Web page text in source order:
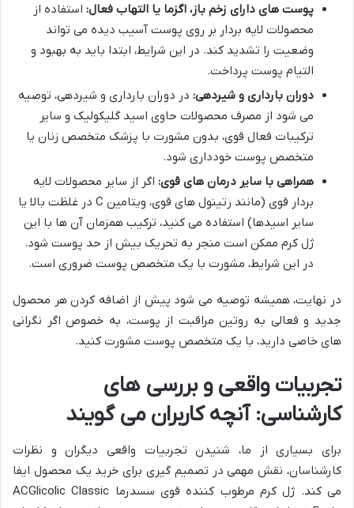
پوست های دارای زخم باز، اگزما یا التهاب فعال: استفاده از
محصولات لایه بردار بر روی پوست آسیب دیده می تواند
وضعیت را تشدید کند. در این شرایط، ابتدا باید به بهبود و
التیام پوست پرداخت.
دوران بارداری و شیردهی: در دوران بارداری و شیردهی، توصیه
می شود از مصرف محصولات حاوی اسید گلیکولیک و سایر
ترکیبات فعال قوی، بدون مشورت با پزشک متخصص زنان یا
متخصص پوست خودداری شود.
همراهی با سایر درمان های قوی: اگر از سایر محصولات لایه
بردار قوی (مانند رتینول های قوی، ویتامین C در غلظت بالا یا
سایر اسیدها) استفاده می کنید، ترکیب همزمان آن ها با این
ژل کرم ممکن است منجر به تحریک بیش از حد پوست شود.
در این شرایط، مشورت با یک متخصص پوست ضروری است.
در نهایت، همیشه توصیه می شود پیش از اضافه کردن هر محصول
جدید و فعالی به روتین مراقبت از پوست، به خصوص اگر نگرانی
های خاصی دارید، با یک متخصص پوست مشورت کنید.
تجربیات واقعی و بررسی های
کارشناسی: آنچه کاربران می گویند
برای بسیاری از ما، شنیدن تجربیات واقعی دیگران و نظرات
کارشناسان، نقش مهمی در تصمیم گیری برای خرید یک محصول ایفا
می کند. ژل کرم مرطوب کننده قوی سسدرما ACGlicolic Classic